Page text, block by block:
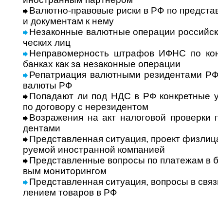
Валютно-правовые риски в РФ по
и документам к нему
Незаконные валютные операции
чес­ких лиц
Неправомерность штрафов ИФНС по
бан­ках как за неза­кон­ные опе­рации
Репатриация валютными резидентами
валюты РФ
Попадают ли под НДС в РФ конкретные
по дого­вору с нере­зи­дентом
Возражения на акт налоговой
ден­тами
Представленная ситуация, проект
ру­е­мой ино­ст­ран­ной ком­па­нией
Представленные вопросы по платежам в
вым мони­то­рингом
Представленная ситуация, вопросы в
ле­нием това­ров в РФ